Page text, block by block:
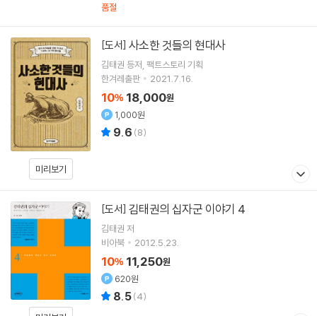
품절
미리보기
[도서] 사소한 것들의 현대사
김태권 등저 팩트스토리 기획
한겨레출판
2021.7.16.
10% 18,000원
1,000원
9.6 (8)
[도서] 김태권의 십자군 이야기 4
김태권 저
비아북
2012.5.23.
10% 11,250원
620원
8.5(4)